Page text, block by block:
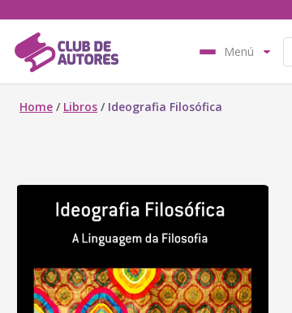
Menú
Home / Libros / Ideografia Filosófica